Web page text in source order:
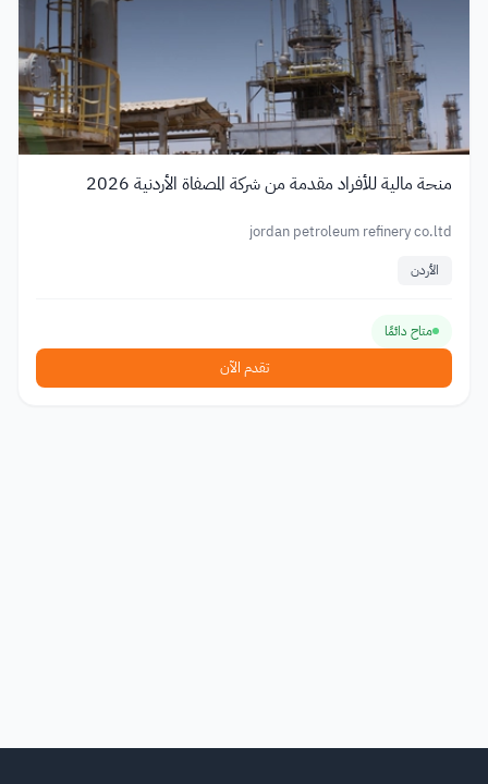
منحة مالية للأفراد مقدمة من شركة المصفاة الأردنية 2026
jordan petroleum refinery co.ltd
الأردن
متاح دائمًا
تقدم الآن